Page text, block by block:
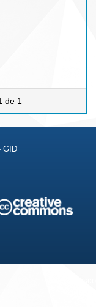
de 1
GID